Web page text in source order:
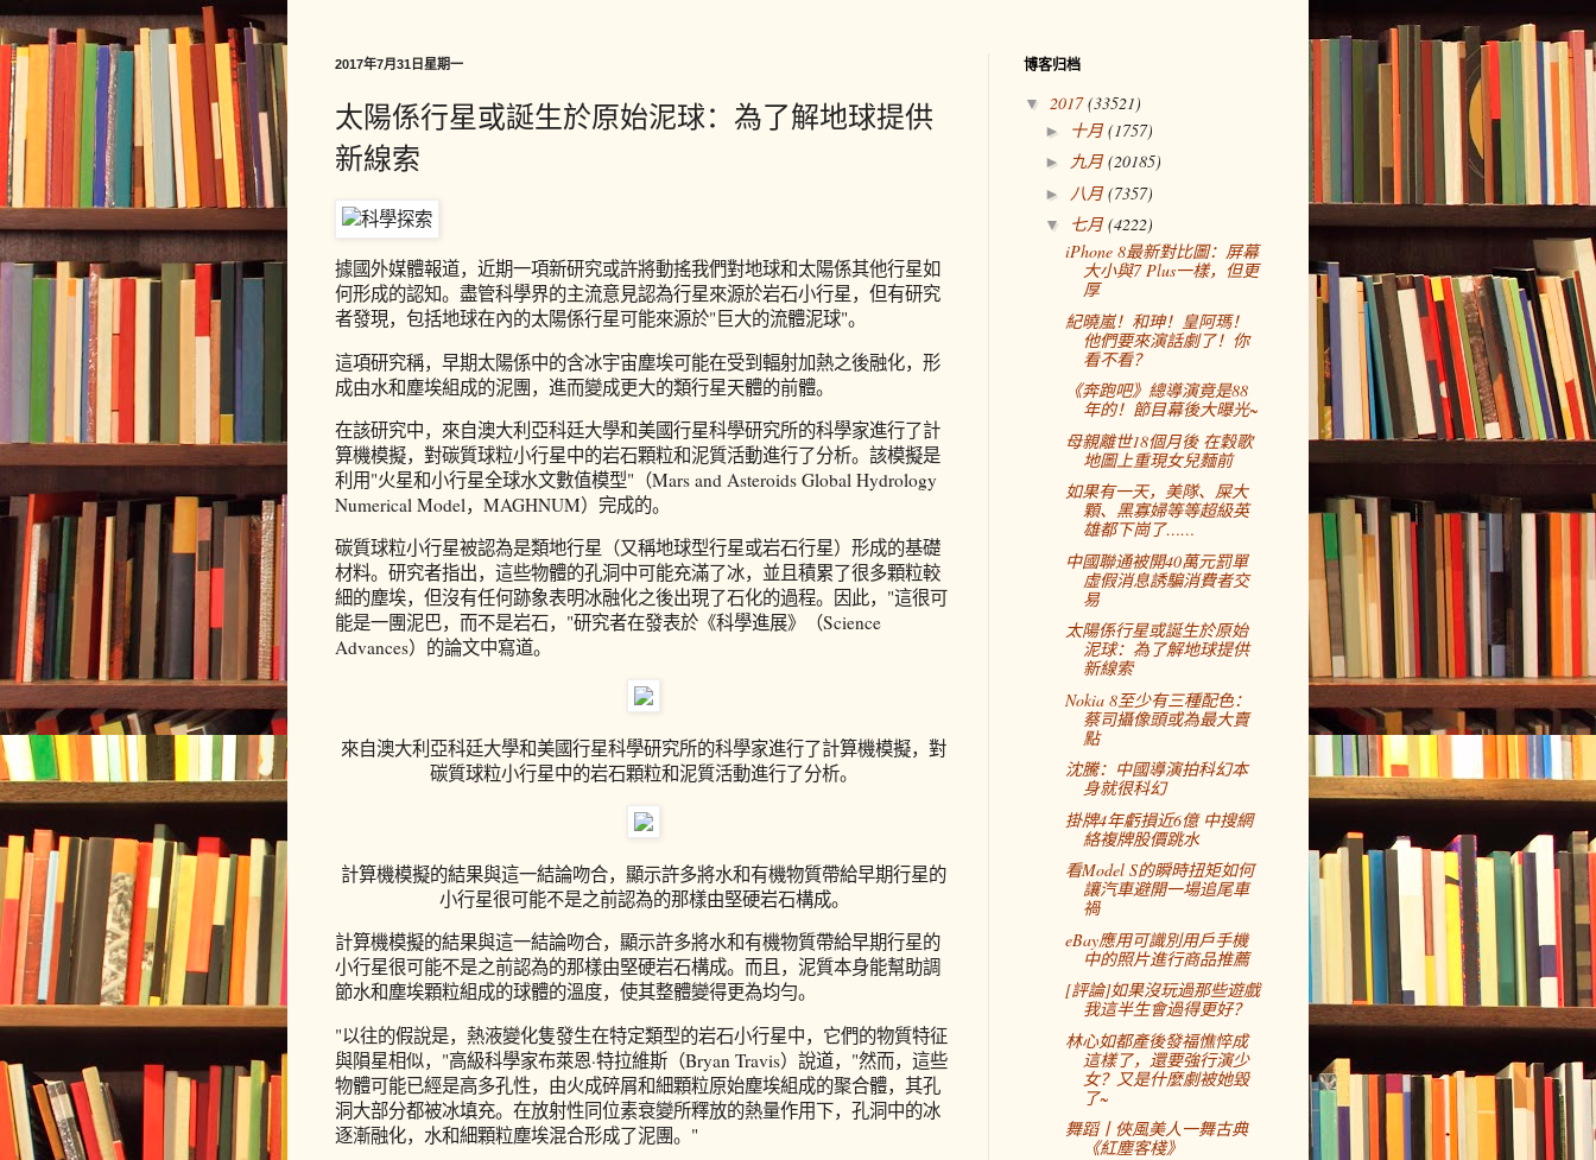
2017年7月31日星期一
太陽係行星或誕生於原始泥球：為了解地球提供
新線索
據國外媒體報道，近期一項新研究或許將動搖我們對地球和太陽係其他行星如
何形成的認知。盡管科學界的主流意見認為行星來源於岩石小行星，但有研究
者發現，包括地球在內的太陽係行星可能來源於"巨大的流體泥球"。
這項研究稱，早期太陽係中的含冰宇宙塵埃可能在受到輻射加熱之後融化，形
成由水和塵埃組成的泥團，進而變成更大的類行星天體的前體。
在該研究中，來自澳大利亞科廷大學和美國行星科學研究所的科學家進行了計
算機模擬，對碳質球粒小行星中的岩石顆粒和泥質活動進行了分析。該模擬是
利用"火星和小行星全球水文數值模型"（Mars and Asteroids Global Hydrology
Numerical Model，MAGHNUM）完成的。
碳質球粒小行星被認為是類地行星（又稱地球型行星或岩石行星）形成的基礎
材料。研究者指出，這些物體的孔洞中可能充滿了冰，並且積累了很多顆粒較
細的塵埃，但沒有任何跡象表明冰融化之後出現了石化的過程。因此，"這很可
能是一團泥巴，而不是岩石，"研究者在發表於《科學進展》（Science
Advances）的論文中寫道。
來自澳大利亞科廷大學和美國行星科學研究所的科學家進行了計算機模擬，對
碳質球粒小行星中的岩石顆粒和泥質活動進行了分析。
計算機模擬的結果與這一結論吻合，顯示許多將水和有機物質帶給早期行星的
小行星很可能不是之前認為的那樣由堅硬岩石構成。
計算機模擬的結果與這一結論吻合，顯示許多將水和有機物質帶給早期行星的
小行星很可能不是之前認為的那樣由堅硬岩石構成。而且，泥質本身能幫助調
節水和塵埃顆粒組成的球體的溫度，使其整體變得更為均勻。
"以往的假說是，熱液變化隻發生在特定類型的岩石小行星中，它們的物質特征
與隕星相似，"高級科學家布萊恩·特拉維斯（Bryan Travis）說道，"然而，這些
物體可能已經是高多孔性，由火成碎屑和細顆粒原始塵埃組成的聚合體，其孔
洞大部分都被冰填充。在放射性同位素衰變所釋放的熱量作用下，孔洞中的冰
逐漸融化，水和細顆粒塵埃混合形成了泥團。"
博客归档
▼ 2017(33521)
► 十月(1757)
► 九月(20185)
► 八月(7357)
▼ 七月(4222)
iPhone 8最新對比圖：屏幕
大小與7 Plus一樣，但更
厚
紀曉嵐！和珅！皇阿瑪！
他們要來演話劇了！你
看不看？
《奔跑吧》總導演竟是88
年的！節目幕後大曝光~
母親離世18個月後 在穀歌
地圖上重現女兒麵前
如果有一天，美隊、屎大
顆、黑寡婦等等超級英
雄都下崗了……
中國聯通被開40萬元罰單
虛假消息誘騙消費者交
易
太陽係行星或誕生於原始
泥球：為了解地球提供
新線索
Nokia 8至少有三種配色：
蔡司攝像頭或為最大賣
點
沈騰：中國導演拍科幻本
身就很科幻
掛牌4年虧損近6億 中搜網
絡複牌股價跳水
看Model S的瞬時扭矩如何
讓汽車避開一場追尾車
禍
eBay應用可識別用戶手機
中的照片進行商品推薦
[評論]如果沒玩過那些遊戲
我這半生會過得更好？
林心如都產後發福憔悴成
這樣了，還要強行演少
女？又是什麼劇被她毀
了~
舞蹈丨俠風美人一舞古典
《紅塵客棧》